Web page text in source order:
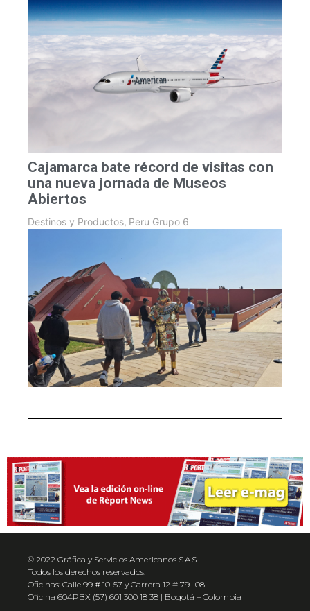
Cajamarca bate récord de visitas con
una nueva jornada de Museos
Abiertos
Destinos y Productos, Peru Grupo 6
© 2022 Gráfica y Servicios Americanos S.A.S.
Todos los derechos reservados.
Oficinas: Calle 99 # 10-57 y Carrera 12 # 79 -08
Oficina 604PBX (57) 601 300 18 38 | Bogotá – Colombia